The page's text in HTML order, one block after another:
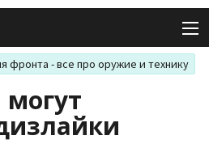
фронта - все про оружие и технику